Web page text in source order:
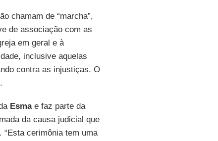
chamam de “marcha”,
de associação com as
em geral e à
inclusive aquelas
contra as injustiças. O
Esmae faz parte da
da causa judicial que
cerimônia tem uma